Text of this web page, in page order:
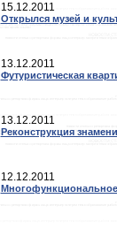
15.12.2011
Открылся музей и
13.12.2011
Футуристическая
13.12.2011
Реконструкция
12.12.2011